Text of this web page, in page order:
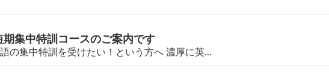
期集中特訓コースのご案内です
の集中特訓を受けたい！という方へ 濃厚に英...